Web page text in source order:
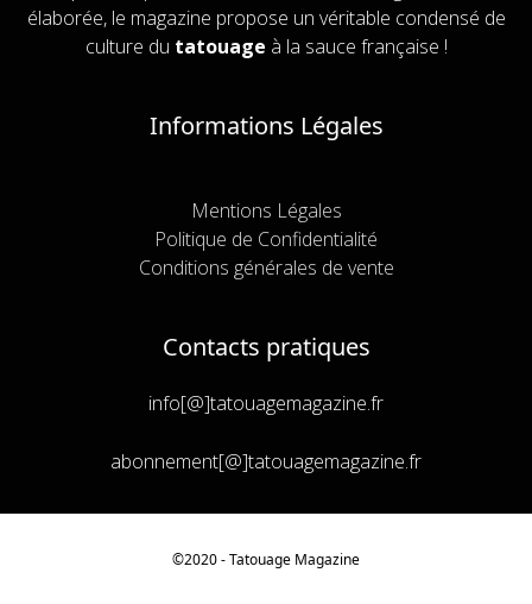
élaborée, le magazine propose un véritable condensé de
culture du tatouage à la sauce française !
Informations Légales
Mentions Légales
Politique de Confidentialité
Conditions générales de vente
Contacts pratiques
info[@]tatouagemagazine.fr
abonnement[@]tatouagemagazine.fr
©2020 - Tatouage Magazine
Article ajouté au panier